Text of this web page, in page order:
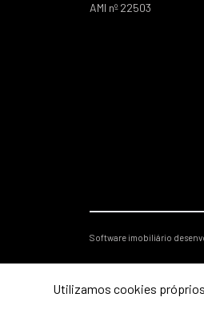
AMI nº 22503
Software imobiliário
Utilizamos cookies